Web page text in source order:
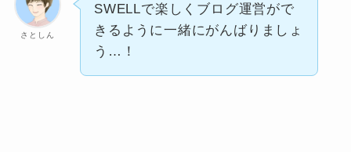
さとしん
SWELLで楽しくブログ運営がで
きるように一緒にがんばりましょ
う…！